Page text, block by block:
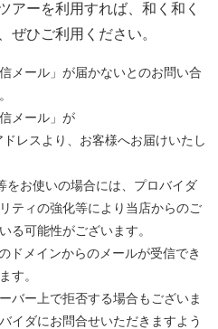
アーを利用すれば、和く和く
ぜひご利用ください。
メール」が届かないとのお問い合
メール」が
ドレスより、お客様へお届けいたし
をお使いの場合には、プロバイダ
ティの強化等により当店からのご
る可能性がございます。
ドメインからのメールが受信でき
す。
バー上で拒否する場合もございま
イダにお問合せいただきますよう